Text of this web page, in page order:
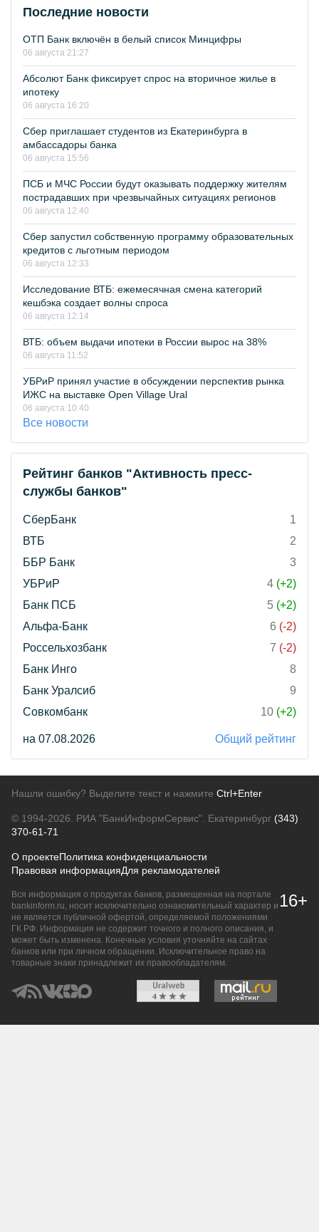
Последние новости
ОТП Банк включён в белый список Минцифры
06 августа 21:27
Абсолют Банк фиксирует спрос на вторичное жилье в
ипотеку
06 августа 16:20
Сбер приглашает студентов из Екатеринбурга в
амбассадоры банка
06 августа 15:56
ПСБ и МЧС России будут оказывать поддержку жителям
пострадавших при чрезвычайных ситуациях регионов
06 августа 12:40
Сбер запустил собственную программу образовательных
кредитов с льготным периодом
06 августа 12:33
Исследование ВТБ: ежемесячная смена категорий
кешбэка создает волны спроса
06 августа 12:14
ВТБ: объем выдачи ипотеки в России вырос на 38%
06 августа 11:52
УБРиР принял участие в обсуждении перспектив рынка
ИЖС на выставке Open Village Ural
06 августа 10:40
Все новости
Рейтинг банков "Активность пресс-
службы банков"
СберБанк
1
ВТБ
2
ББР Банк
3
УБРиР
4 (+2)
Банк ПСБ
5 (+2)
Альфа-Банк
6 (-2)
Россельхозбанк
7 (-2)
Банк Инго
8
Банк Уралсиб
9
Совкомбанк
10 (+2)
на 07.08.2026 Общий рейтинг
Нашли ошибку? Выделите текст и нажмите Ctrl+Enter
© 1994-2026. РИА "БанкИнформСервис". Екатеринбург (343)
370-61-71
О проектеПолитика конфиденциальности
Правовая информацияДля рекламодателей
Вся информация о продуктах банков, размещенная на портале
bankinform.ru, носит исключительно ознакомительный характер и
не является публичной офертой, определяемой положениями
ГК РФ. Информация не содержит точного и полного описания, и
может быть изменена. Конечные условия уточняйте на сайтах
банков или при личном обращении. Исключительное право на
товарные знаки принадлежит их правообладателям.
16+